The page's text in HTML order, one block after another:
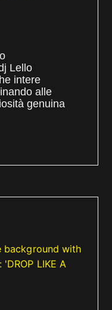
Lello
intere
alle
genuina